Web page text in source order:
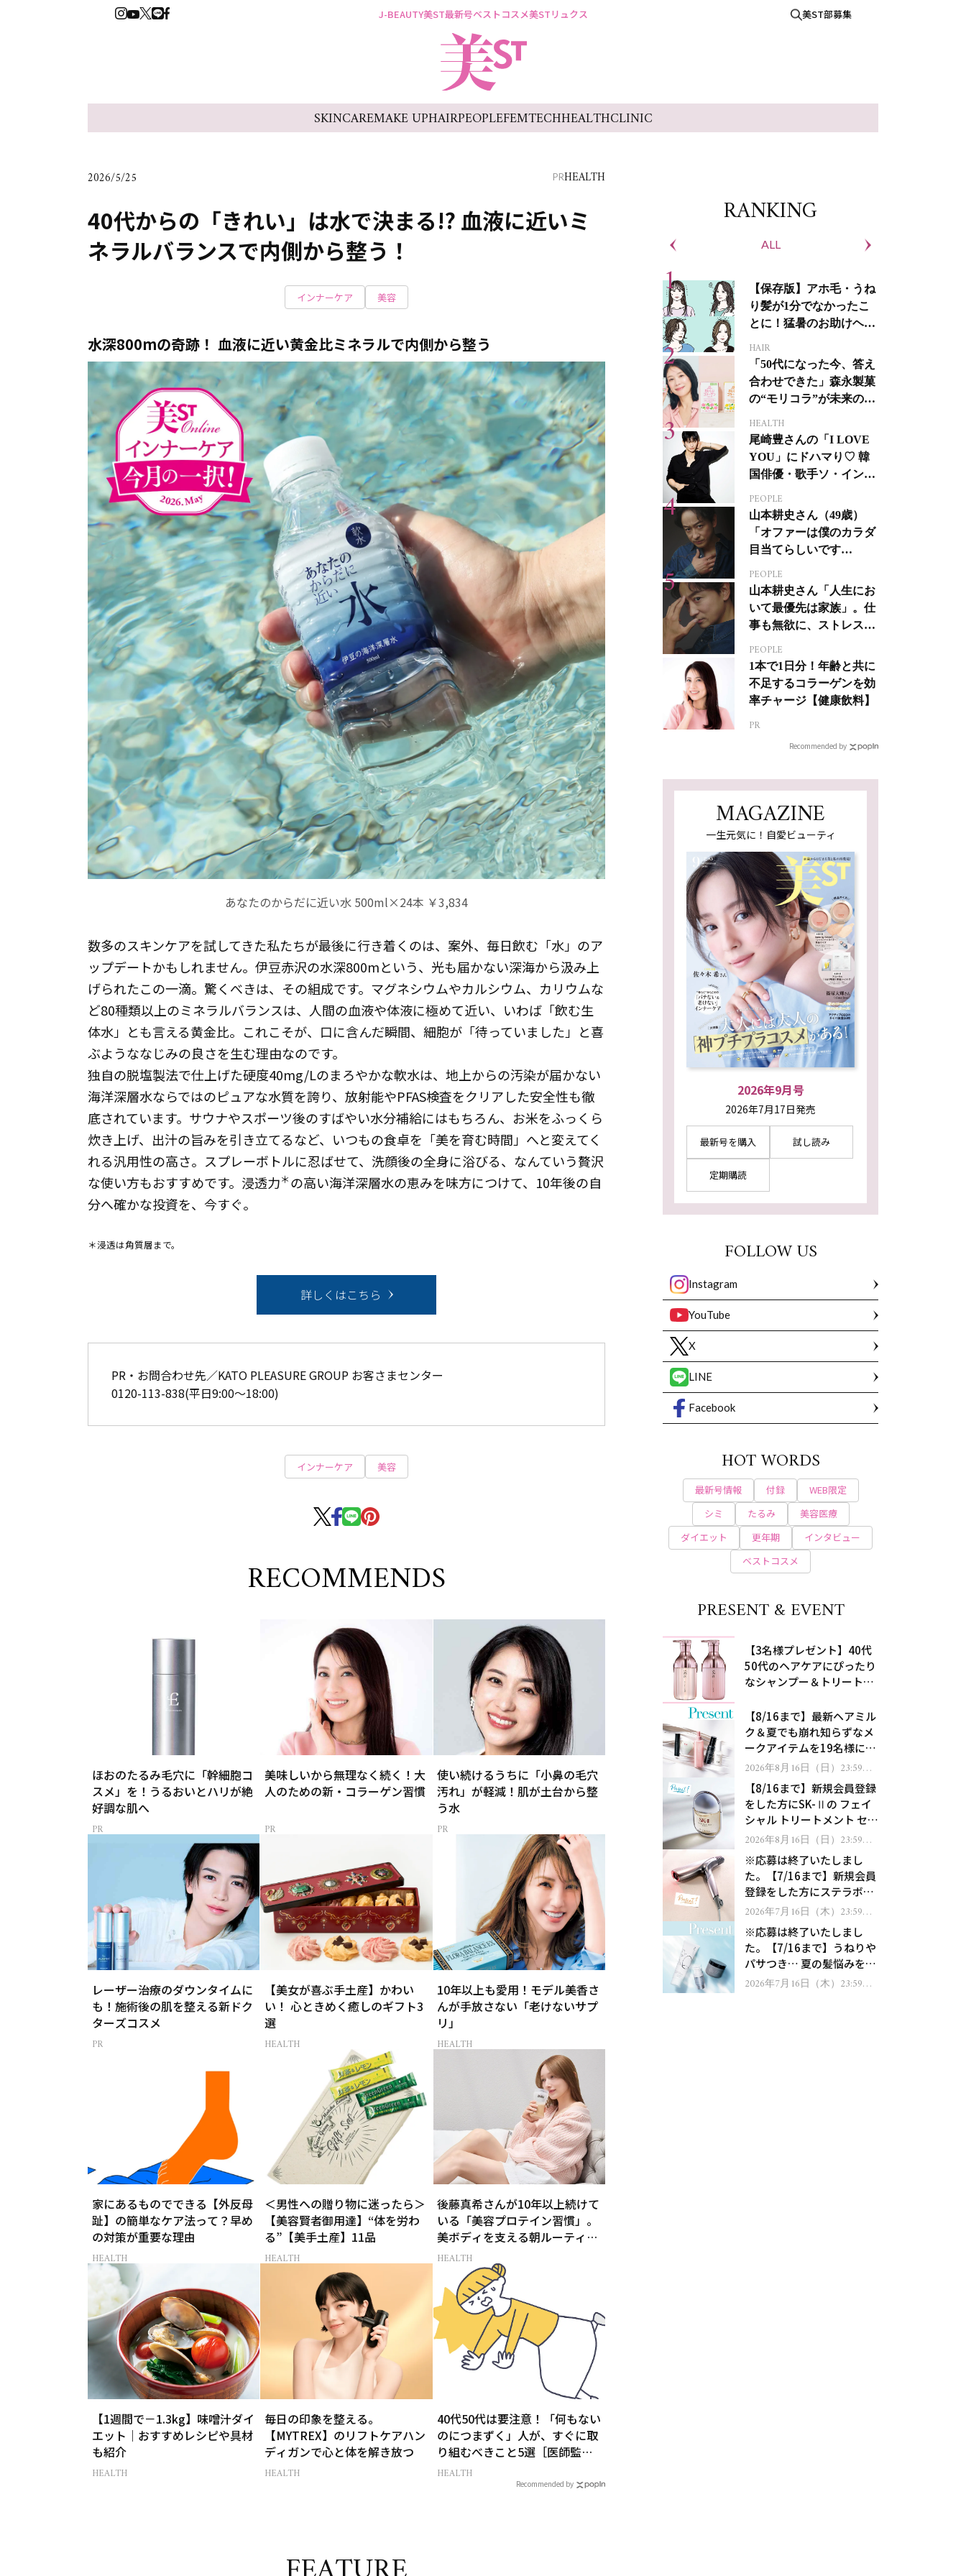
J-BEAUTY美ST最新号ベストコスメ美STリュクス 美ST部募集
SKINCAREMAKE UPHAIRPEOPLEFEMTECHHEALTHCLINIC
2026/5/25 PRHEALTH
40代からの「きれい」は水で決まる!? 血液に近いミ
ネラルバランスで内側から整う！
インナーケア 美容
水深800mの奇跡！ 血液に近い黄金比ミネラルで内側から整う
あなたのからだに近い水 500ml×24本 ￥3,834
数多のスキンケアを試してきた私たちが最後に行き着くのは、案外、毎日飲む「水」のア
ップデートかもしれません。伊豆赤沢の水深800mという、光も届かない深海から汲み上
げられたこの一滴。驚くべきは、その組成です。マグネシウムやカルシウム、カリウムな
ど80種類以上のミネラルバランスは、人間の血液や体液に極めて近い、いわば「飲む生
体水」とも言える黄金比。これこそが、口に含んだ瞬間、細胞が「待っていました」と喜
ぶようななじみの良さを生む理由なのです。
独自の脱塩製法で仕上げた硬度40mg/Lのまろやかな軟水は、地上からの汚染が届かない
海洋深層水ならではのピュアな水質を誇り、放射能やPFAS検査をクリアした安全性も徹
底されています。サウナやスポーツ後のすばやい水分補給にはもちろん、お米をふっくら
炊き上げ、出汁の旨みを引き立てるなど、いつもの食卓を「美を育む時間」へと変えてく
れる汎用性の高さ。スプレーボトルに忍ばせて、洗顔後の全身に浴びる、なんていう贅沢
な使い方もおすすめです。浸透力＊ の高い海洋深層水の恵みを味方につけて、10年後の自
分へ確かな投資を、今すぐ。
＊浸透は角質層まで。
詳しくはこちら
PR・お問合わせ先／KATO PLEASURE GROUP お客さまセンター
0120-113-838(平日9:00〜18:00)
インナーケア 美容
RECOMMENDS
ほおのたるみ毛穴に「幹細胞コ
スメ」を！うるおいとハリが絶
好調な肌へ
美味しいから無理なく続く！大
人のための新・コラーゲン習慣
使い続けるうちに「小鼻の毛穴
汚れ」が軽減！肌が土台から整
う水
レーザー治療のダウンタイムに
も！施術後の肌を整える新ドク
ターズコスメ
【美女が喜ぶ手土産】かわい
い！ 心ときめく癒しのギフト3
選
HEALTH
10年以上も愛用！モデル美香さ
んが手放さない「老けないサプ
リ」
HEALTH
家にあるものでできる【外反母
趾】の簡単なケア法って？早め
の対策が重要な理由
HEALTH
＜男性への贈り物に迷ったら＞
【美容賢者御用達】“体を労わ
る”【美手土産】11品
HEALTH
後藤真希さんが10年以上続けて
いる「美容プロテイン習慣」。
美ボディを支える朝ルーティン
とは？
HEALTH
【1週間で－1.3kg】味噌汁ダイ
エット｜おすすめレシピや具材
も紹介
HEALTH
毎日の印象を整える。
【MYTREX】のリフトケアハン
ディガンで心と体を解き放つ
HEALTH
40代50代は要注意！「何もない
のにつまずく」人が、すぐに取
り組むべきこと5選［医師監
修］
HEALTH
Recommended by
RANKING
ALL
【保存版】アホ毛・うね
り髪が1分でなかったこ
とに！猛暑のお助けヘア
HAIR
「50代になった今、答え
合わせできた」森永製菓
の“モリコラ”が未来のキ
HEALTH
尾崎豊さんの「I LOVE
YOU」にドハマり♡ 韓
国俳優・歌手ソ・イング
人生って？
PEOPLE
山本耕史さん（49歳）
「オファーは僕のカラダ
目当てらしいです
ジカルへの挑戦
PEOPLE
山本耕史さん「人生にお
いて最優先は家族」。仕
事も無欲に、ストレスを
PEOPLE
1本で1日分！年齢と共に
不足するコラーゲンを効
率チャージ【健康飲料】
PR
Recommended by
MAGAZINE
一生元気に！自愛ビューティ
2026年9月号
2026年7月17日発売
最新号を購入 試し読み
定期購読
FOLLOW US
Instagram
YouTube
X
LINE
Facebook
HOT WORDS
最新号情報 付録
WEB限定
シミ
たるみ
美容医療
ダイエット
更年期
インタビュー
ベストコスメ
PRESENT & EVENT
【3名様プレゼント】40代
50代のヘアケアにぴったり
なシャンプー＆トリートメ
処！
【8/16まで】最新ヘアミル
ク＆夏でも崩れ知らずなメ
ークアイテムを19名様にプ
レゼント！
2026年8月16日（日）23:59ま
で【8/16まで】新規会員登録
をした方にSK-Ⅱの フェイ
シャル トリートメント セラ
ムをプレゼント！
2026年8月16日（日）23:59ま
※応募は終了いたしまし
た。【7/16まで】新規会員
登録をした方にステラボー
テのシャインリバース ヘア
ゼント！
2026年7月16日（木）23:59ま
※応募は終了いたしまし
た。【7/16まで】うねりや
パサつき… 夏の髪悩みを解
消するヘアケアアイテムを
2026年7月16日（木）23:59ま